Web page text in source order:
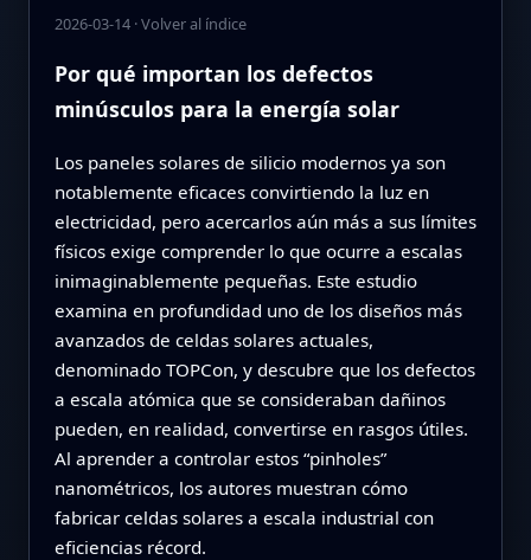
2026-03-14·Volver al índice
Por qué importan los defectos
minúsculos para la energía solar
Los paneles solares de silicio modernos ya son
notablemente eficaces convirtiendo la luz en
electricidad, pero acercarlos aún más a sus límites
físicos exige comprender lo que ocurre a escalas
inimaginablemente pequeñas. Este estudio
examina en profundidad uno de los diseños más
avanzados de celdas solares actuales,
denominado TOPCon, y descubre que los defectos
a escala atómica que se consideraban dañinos
pueden, en realidad, convertirse en rasgos útiles.
Al aprender a controlar estos “pinholes”
nanométricos, los autores muestran cómo
fabricar celdas solares a escala industrial con
eficiencias récord.